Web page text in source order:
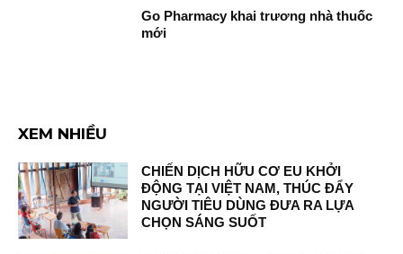
Go Pharmacy khai trương nhà thuốc
mới
XEM NHIỀU
CHIẾN DỊCH HỮU CƠ EU KHỞI
ĐỘNG TẠI VIỆT NAM, THÚC ĐẨY
NGƯỜI TIÊU DÙNG ĐƯA RA LỰA
CHỌN SÁNG SUỐT